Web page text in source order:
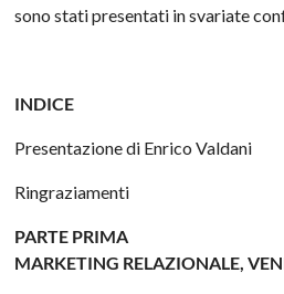
sono stati presentati in svariate
INDICE
Presentazione di Enrico Valdani
Ringraziamenti
PARTE PRIMA
MARKETING RELAZIONALE,